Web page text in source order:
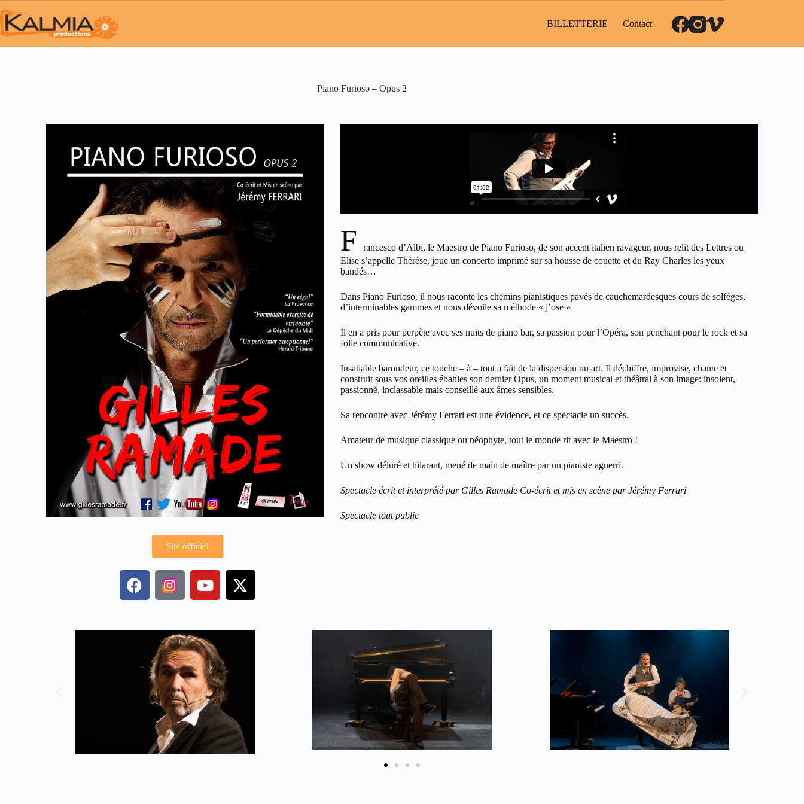
BILLETTERIE Contact
Piano Furioso – Opus 2
Site officiel
F
rancesco d’Albi, le Maestro de Piano Furioso, de son accent italien ravageur, nous relit des Lettres ou
Elise s’appelle Thérèse, joue un concerto imprimé sur sa housse de couette et du Ray Charles les yeux
bandés…
Dans Piano Furioso, il nous raconte les chemins pianistiques pavés de cauchemardesques cours de solfèges,
d’interminables gammes et nous dévoile sa méthode « j’ose »
Il en a pris pour perpète avec ses nuits de piano bar, sa passion pour l’Opéra, son penchant pour le rock et sa
folie communicative.
Insatiable baroudeur, ce touche – à – tout a fait de la dispersion un art. Il déchiffre, improvise, chante et
construit sous vos oreilles ébahies son dernier Opus, un moment musical et théâtral à son image: insolent,
passionné, inclassable mais conseillé aux âmes sensibles.
Sa rencontre avec Jérémy Ferrari est une évidence, et ce spectacle un succès.
Amateur de musique classique ou néophyte, tout le monde rit avec le Maestro !
Un show déluré et hilarant, mené de main de maître par un pianiste aguerri.
Spectacle écrit et interprété par Gilles Ramade Co-écrit et mis en scène par Jérémy Ferrari
Spectacle tout public